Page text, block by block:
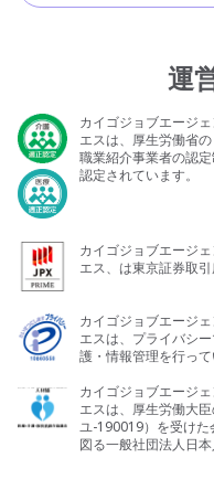
運
カイゴジョブエージ
エスは、厚生労働省
職業紹介事業者の認
認定されています。
カイゴジョブエージ
エス、は東京証券取
カイゴジョブエージ
エスは、プライバシ
護・情報管理を行って
カイゴジョブエージ
エスは、厚生労働大
ユ-190019）を受けた
図る一般社団法人日